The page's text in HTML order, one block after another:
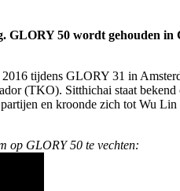
GLORY 50 wordt gehouden in
tijdens GLORY 31 in
(TKO). Sitthichai staat
en kroonde zich tot Wu
op GLORY 50 te vechten: